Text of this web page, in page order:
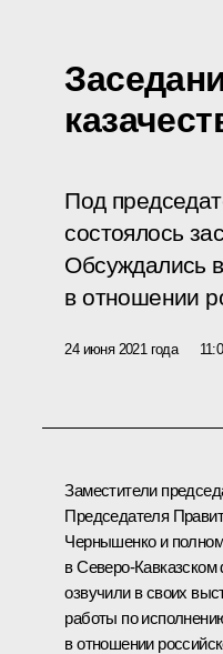
Под
состоялось
Обсуждались
в отношении
24 июня 2021 года
Заместители
Председателя
Чернышенкои
в Северо-
озвучили в своих
работы по
в отношении